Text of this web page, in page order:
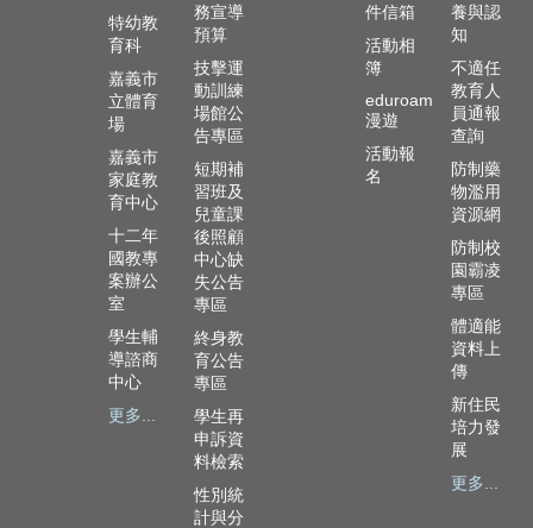
特幼教
育科
嘉義市
立體育
場
嘉義市
家庭教
育中心
十二年
國教專
案辦公
室
學生輔
導諮商
中心
更多...
務宣導
預算
技擊運
動訓練
場館公
告專區
短期補
習班及
兒童課
後照顧
中心缺
失公告
專區
終身教
育公告
專區
學生再
申訴資
料檢索
性別統
計與分
件信箱
活動相
簿
eduroam
漫遊
活動報
名
養與認
知
不適任
教育人
員通報
查詢
防制藥
物濫用
資源網
防制校
園霸凌
專區
體適能
資料上
傳
新住民
培力發
展
更多...